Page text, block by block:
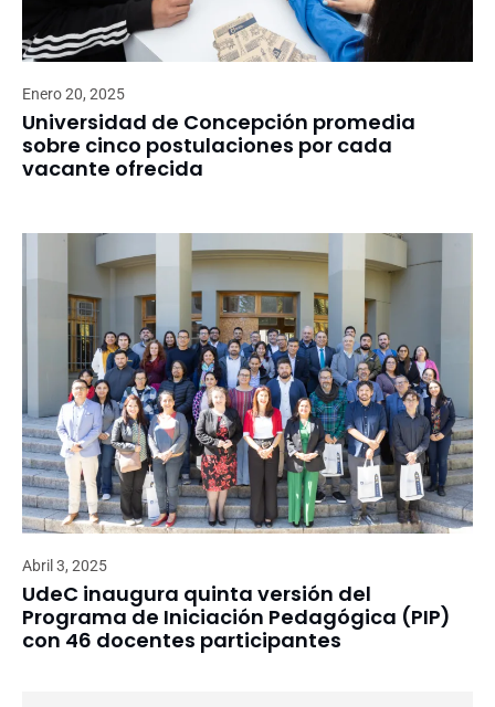
Enero 20, 2025
Universidad de Concepción promedia
sobre cinco postulaciones por cada
vacante ofrecida
Abril 3, 2025
UdeC inaugura quinta versión del
Programa de Iniciación Pedagógica (PIP)
con 46 docentes participantes